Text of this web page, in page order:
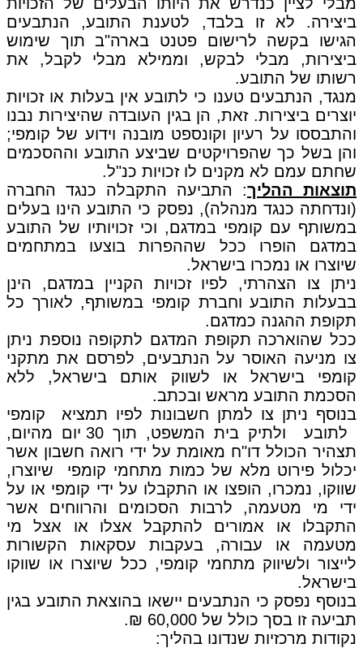
ביצירה. לא זו בלבד, לטענת התובע, הנתבעים
הגישו בקשה לרישום פטנט בארה"ב תוך שימוש
ביצירות, מבלי לבקש, וממילא מבלי לקבל, את
רשותו של התובע.
מנגד, הנתבעים טענו כי לתובע אין בעלות או זכויות
יוצרים ביצירות. זאת, הן בגין העובדה שהיצירות נבנו
והתבססו על רעיון וקונספט מובנה וידוע של קומפי;
והן בשל כך שהפרויקטים שביצע התובע וההסכמים
שחתם עמם לא מקנים לו זכויות כנ"ל.
תוצאות ההליך: התביעה התקבלה כנגד החברה
(ונדחתה כנגד מנהלה), נפסק כי התובע הינו בעלים
במשותף עם קומפי במדגם, וכי זכויותיו של התובע
במדגם הופרו ככל שההפרות בוצעו במתחמים
שיוצרו או נמכרו בישראל.
ניתן צו הצהרתי, לפיו זכויות הקניין במדגם, הינן
בבעלות התובע וחברת קומפי במשותף, לאורך כל
תקופת ההגנה כמדגם.
ככל שהוארכה תקופת המדגם לתקופה נוספת ניתן
צו מניעה האוסר על הנתבעים, לפרסם את מתקני
קומפי בישראל או לשווק אותם בישראל, ללא
הסכמת התובע מראש ובכתב.
בנוסף ניתן צו למתן חשבונות לפיו תמציא קומפי
לתובע ולתיק בית המשפט, תוך 30 יום מהיום,
תצהיר הכולל דו"ח מאומת על ידי רואה חשבון אשר
יכלול פירוט מלא של כמות מתחמי קומפי שיוצרו,
שווקו, נמכרו, הופצו או התקבלו על ידי קומפי או על
ידי מי מטעמה, לרבות הסכומים והרווחים אשר
התקבלו או אמורים להתקבל אצלו או אצל מי
מטעמה או עבורה, בעקבות עסקאות הקשורות
לייצור ולשיווק מתחמי קומפי, ככל שיוצרו או שווקו
בישראל.
בנוסף נפסק כי הנתבעים יישאו בהוצאת התובע בגין
תביעה זו בסך כולל של 60,000 ₪.
נקודות מרכזיות שנדונו בהליך: